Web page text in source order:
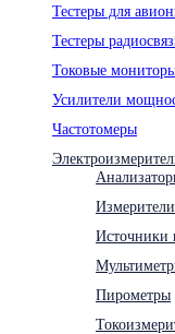
Тестеры для
Тестеры
Токовые
Усилители
Частотомеры
Источники
Пирометры